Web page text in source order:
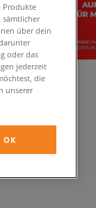
Produkte
sämtlicher
über dein
oder das
jederzeit
die
unserer
OK